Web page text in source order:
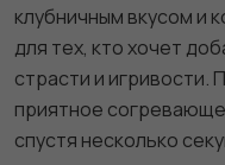
клубничным вкусом и
для тех, кто хочет
страсти и игривости.
приятное
спустя несколько